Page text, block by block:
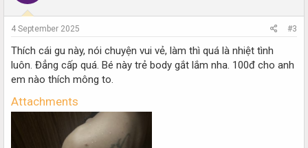
4 September 2025 #3
Thích cái gu này, nói chuyện vui vẻ, làm thì quá là nhiệt tình
luôn. Đẳng cấp quá. Bé này trẻ body gắt lắm nha. 100đ cho anh
em nào thích mông to.
Attachments